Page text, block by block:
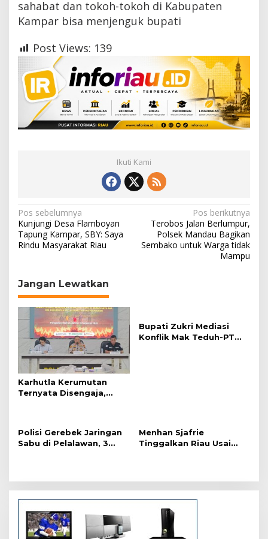
sahabat dan tokoh-tokoh di Kabupaten
Kampar bisa menjenguk bupati
Post Views: 139
Ikuti Kami
N
a
v
g
a
s
p
s
Pos sebelumnya
Kunjungi Desa Flamboyan
Tapung Kampar, SBY: Saya
Rindu Masyarakat Riau
Pos berikutnya
Terobos Jalan Berlumpur,
Polsek Mandau Bagikan
Sembako untuk Warga tidak
Mampu
Jangan Lewatkan
Karhutla Kerumutan
Ternyata Disengaja,
Bupati Zukri Mediasi
Konflik Mak Teduh-PT
Polisi Gerebek Jaringan
Sabu di Pelalawan, 3
Menhan Sjafrie
Tinggalkan Riau Usai